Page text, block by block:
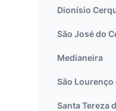
Dionísio
São José do
Medianeira
São Lourenço
Santa Tereza